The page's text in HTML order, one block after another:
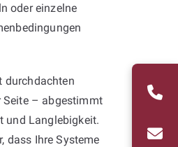
oder einzelne
durchdachten
Seite – abgestimmt
und Langlebigkeit.
dass Ihre Systeme